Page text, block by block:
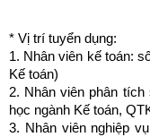
* Vị trí tuyển dụng:
1. Nhân viên kế toán:
Kế toán)
2. Nhân viên phân
học ngành Kế toán,
3. Nhân viên nghiệp